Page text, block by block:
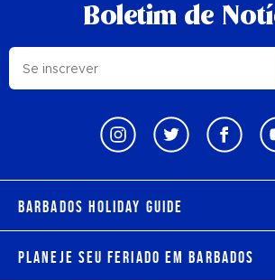
Boletim de
Barbados Holiday Guide
Planeje seu feriado em Barbados